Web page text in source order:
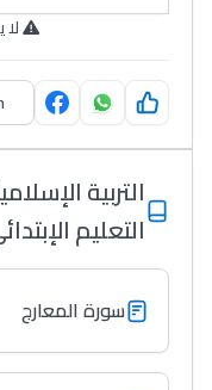
التربية
التعليم
سورة المعارج